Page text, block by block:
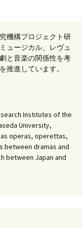
機構プロジェクト研
ュージカル、レヴュ
と音楽の関係性を考
推進しています。
Institutes of the
University,
operas, operettas,
between dramas and
between Japan and